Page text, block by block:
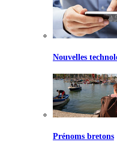
Nouvelles
Prénoms bretons